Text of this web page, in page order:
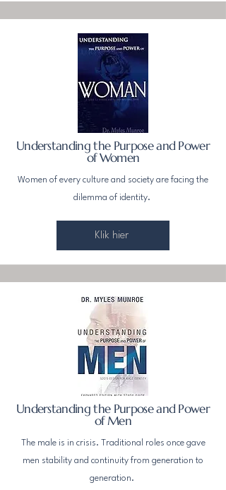
Understanding the Purpose and Power
of Women
Women of every culture and society are facing the
dilemma of identity.
Klik hier
Understanding the Purpose and Power
of Men
The male is in crisis. Traditional roles once gave
men stability and continuity from generation to
generation.